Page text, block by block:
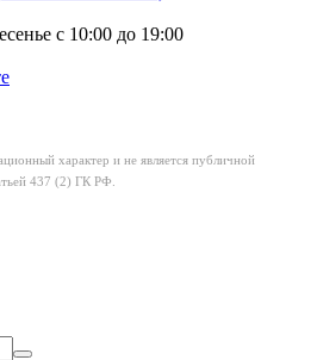
с 10:00 до 19:00
характер и не является публичной
437 (2) ГК РФ.